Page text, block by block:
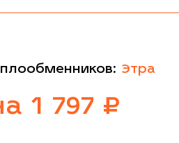
Этра
1 797 ₽